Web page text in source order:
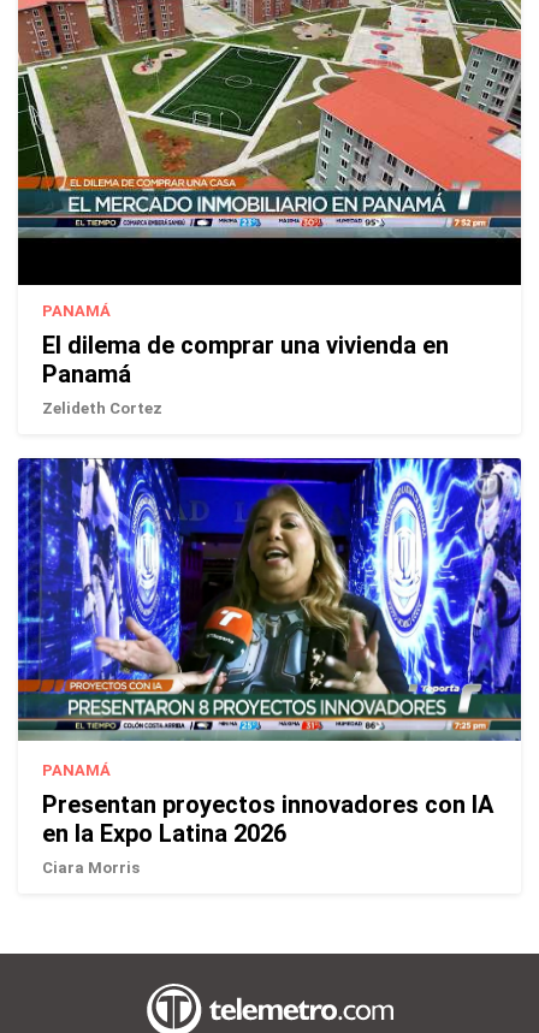
PANAMÁ
El dilema de comprar una vivienda en
Panamá
Zelideth Cortez
PANAMÁ
Presentan proyectos innovadores con IA
en la Expo Latina 2026
Ciara Morris